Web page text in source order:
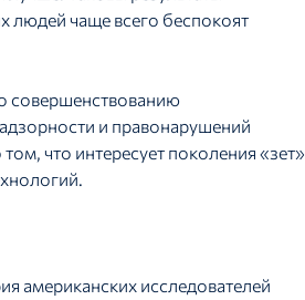
чаще всего беспокоят
совершенствованию
и правонарушений
том, что интересует поколения «зет»
американских исследователей